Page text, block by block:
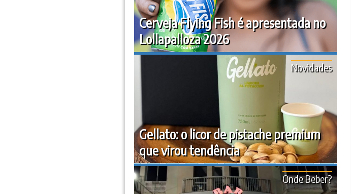
Cerveja Flying Fish é apresentada no
Lollapalloza 2026
Gellato: o licor de pistache premium
que virou tendência
Novidades
Onde Beber?